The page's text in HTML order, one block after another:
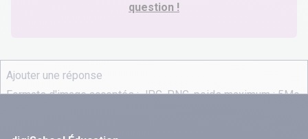
question !